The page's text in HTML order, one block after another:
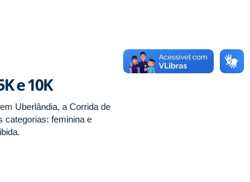
e 10K
Uberlândia, a Corrida de
categorias: feminina e